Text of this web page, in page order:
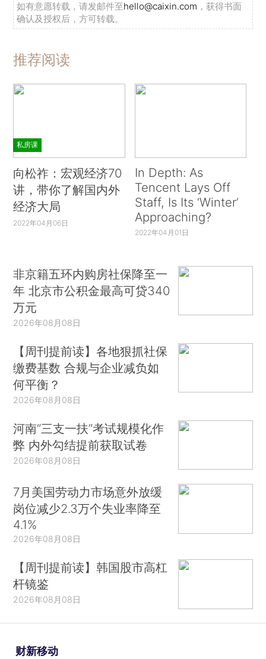
如有意愿转载，请发邮件至hello@caixin.com ，获得书面
确认及授权后，方可转载。
推荐阅读
私房课
向松祚：宏观经济70
讲，带你了解国内外
经济大局
2022年04月06日
In Depth: As
Tencent Lays Off
Staff, Is Its ‘Winter’
Approaching?
2022年04月01日
非京籍五环内购房社保降至一
年 北京市公积金最高可贷340
万元
2026年08月08日
【周刊提前读】各地狠抓社保
缴费基数 合规与企业减负如
何平衡？
2026年08月08日
河南“三支一扶”考试规模化作
弊 内外勾结提前获取试卷
2026年08月08日
7月美国劳动力市场意外放缓
岗位减少2.3万个失业率降至
4.1%
2026年08月08日
【周刊提前读】韩国股市高杠
杆镜鉴
2026年08月08日
财新移动